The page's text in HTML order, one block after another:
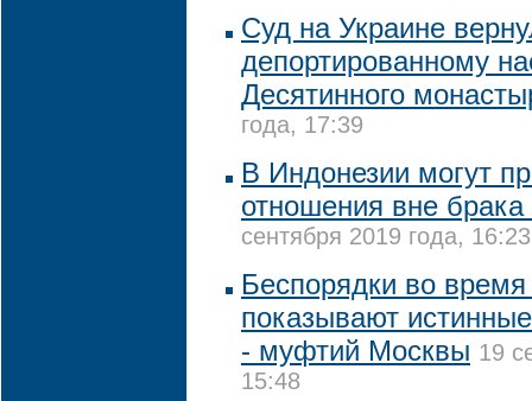
Суд на Украине
депортированному
Десятинного
года, 17:39
В Индонезии могут
отношения вне
сентября 2019 года, 16:23
Беспорядки во время
показывают
- муфтий Москвы 19
15:48